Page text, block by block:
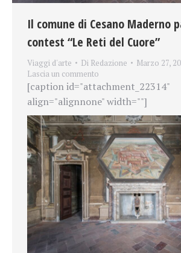
Il comune di Cesano Maderno
contest “Le Reti del Cuore”
Viaggi d'arte Di Redazione
Marzo 27,
Lascia un commento
[caption id="attachment_22314"
align="alignnone" width=""]